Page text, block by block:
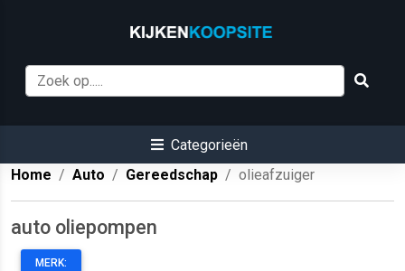
Categorieën
Home
Auto Gereedschap olieafzuiger
auto oliepompen
MERK: